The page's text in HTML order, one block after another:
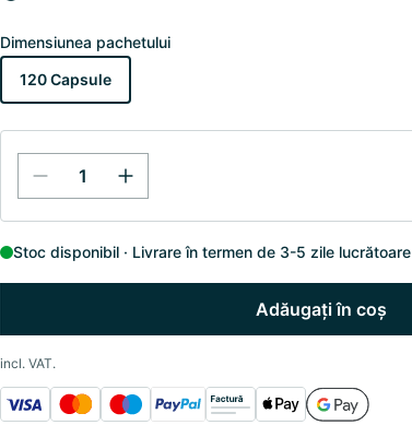
Dimensiunea pachetului
120 Capsule
Stoc disponibil Livrare în termen de 3-5 zile lucrătoare
Adăugați în coș
incl. VAT.